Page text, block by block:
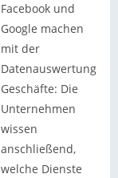
Facebook und
Google machen
mit der
Datenauswertung
Geschäfte: Die
Unternehmen
wissen
anschließend,
welche Dienste